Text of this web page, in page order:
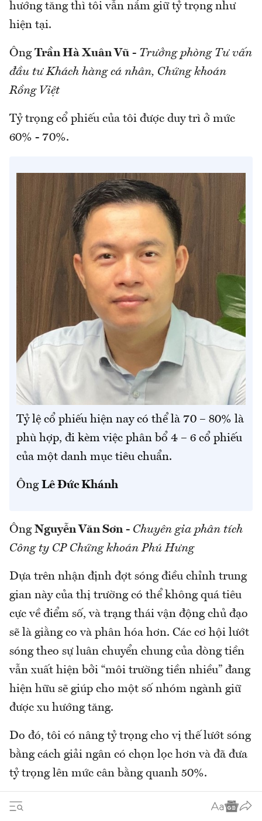
hướng tăng thì tôi vẫn nắm giữ tỷ trọng như
hiện tại.
Ông Trần Hà Xuân Vũ - Trưởng phòng Tư vấn
đầu tư Khách hàng cá nhân, Chứng khoán
Rồng Việt
Tỷ trọng cổ phiếu của tôi được duy trì ở mức
60% - 70%.
Tỷ lệ cổ phiếu hiện nay có thể là 70 – 80% là
phù hợp, đi kèm việc phân bổ 4 – 6 cổ phiếu
của một danh mục tiêu chuẩn.
Ông Lê Đức Khánh
Ông Nguyễn Văn Sơn- Chuyên gia phân tích
Công ty CP Chứng khoán Phú Hưng
Dựa trên nhận định đợt sóng điều chỉnh trung
gian này của thị trường có thể không quá tiêu
cực về điểm số, và trạng thái vận động chủ đạo
sẽ là giằng co và phân hóa hơn. Các cơ hội lướt
sóng theo sự luân chuyển chung của dòng tiền
vẫn xuất hiện bởi “môi trường tiền nhiều” đang
hiện hữu sẽ giúp cho một số nhóm ngành giữ
được xu hướng tăng.
Do đó, tôi có nâng tỷ trọng cho vị thế lướt sóng
bằng cách giải ngân có chọn lọc hơn và đã đưa
tỷ trọng lên mức cân bằng quanh 50%.
Ông
Giám đốc phân tích,